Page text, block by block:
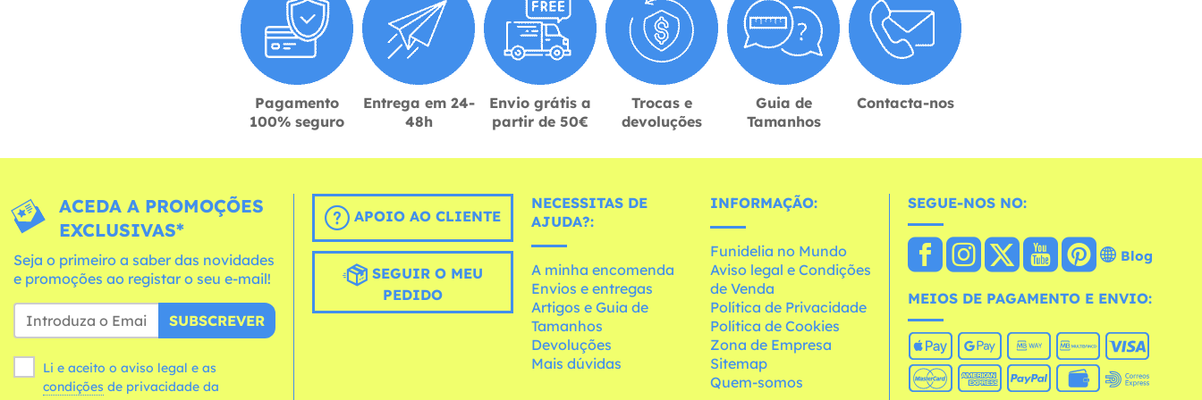
Pagamento
100% seguro
Entrega em 24-
48h
Envio grátis a
partir de 50€
Trocas e
devoluções
Guia de
Tamanhos
Contacta-nos
ACEDA A PROMOÇÕES
EXCLUSIVAS*
Seja o primeiro a saber das novidades
e promoções ao registar o seu e-mail!
SUBSCREVER
Li e aceito o aviso legal e as
condições
APOIO AO CLIENTE
SEGUIR O MEU
PEDIDO
NECESSITAS DE
AJUDA?:
A minha encomenda
Envios e entregas
Artigos e Guia de
Tamanhos
Devoluções
Mais dúvidas
INFORMAÇÃO:
Funidelia no Mundo
Aviso legal e Condições
de Venda
Política de Privacidade
Política de Cookies
Zona de Empresa
Sitemap
Quem-somos
SEGUE-NOS NO:
Blog
MEIOS DE PAGAMENTO E ENVIO: